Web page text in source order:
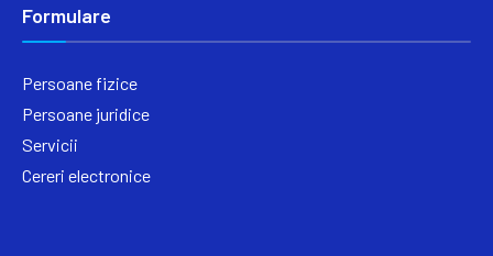
Formulare
Persoane fizice
Persoane juridice
Servicii
Cereri electronice